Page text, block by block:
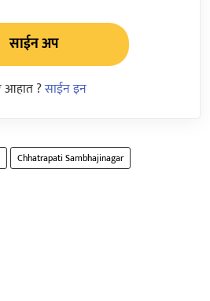
साईन अप
आहात ?साईन इन
Chhatrapati Sambhajinagar